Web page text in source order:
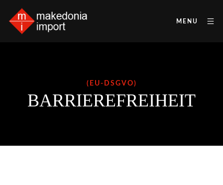
MENU
(EU-DSGVO)
BARRIEREFREIHEIT